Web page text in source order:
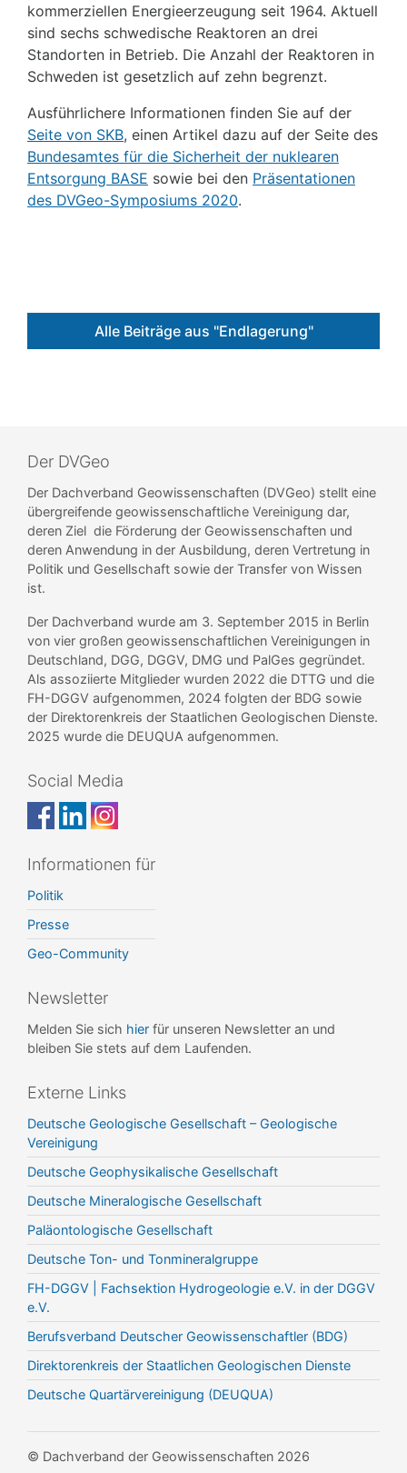
kommerziellen Energieerzeugung seit 1964. Aktuell
sind sechs schwedische Reaktoren an drei
Standorten in Betrieb. Die Anzahl der Reaktoren in
Schweden ist gesetzlich auf zehn begrenzt.
Ausführlichere Informationen finden Sie auf der
Seite von SKB, einen Artikel dazu auf der Seite des
Bundesamtes für die Sicherheit der nuklearen
Entsorgung BASE sowie bei den Präsentationen
des DVGeo-Symposiums 2020.
Alle Beiträge aus "Endlagerung"
Der DVGeo
Der Dachverband Geowissenschaften (DVGeo) stellt eine
übergreifende geowissenschaftliche Vereinigung dar,
deren Ziel die Förderung der Geowissenschaften und
deren Anwendung in der Ausbildung, deren Vertretung in
Politik und Gesellschaft sowie der Transfer von Wissen
ist.
Der Dachverband wurde am 3. September 2015 in Berlin
von vier großen geowissenschaftlichen Vereinigungen in
Deutschland, DGG, DGGV, DMG und PalGes gegründet.
Als assoziierte Mitglieder wurden 2022 die DTTG und die
FH-DGGV aufgenommen, 2024 folgten der BDG sowie
der Direktorenkreis der Staatlichen Geologischen Dienste.
2025 wurde die DEUQUA aufgenommen.
Social Media
Informationen für
Politik
Presse
Geo-Community
Newsletter
Melden Sie sich hier für unseren Newsletter an und
bleiben Sie stets auf dem Laufenden.
Externe Links
Deutsche Geologische Gesellschaft – Geologische
Vereinigung
Deutsche Geophysikalische Gesellschaft
Deutsche Mineralogische Gesellschaft
Paläontologische Gesellschaft
Deutsche Ton- und Tonmineralgruppe
FH-DGGV | Fachsektion Hydrogeologie e.V. in der DGGV
e.V.
Berufsverband Deutscher Geowissenschaftler (BDG)
Direktorenkreis der Staatlichen Geologischen Dienste
Deutsche Quartärvereinigung (DEUQUA)
© Dachverband der Geowissenschaften 2026